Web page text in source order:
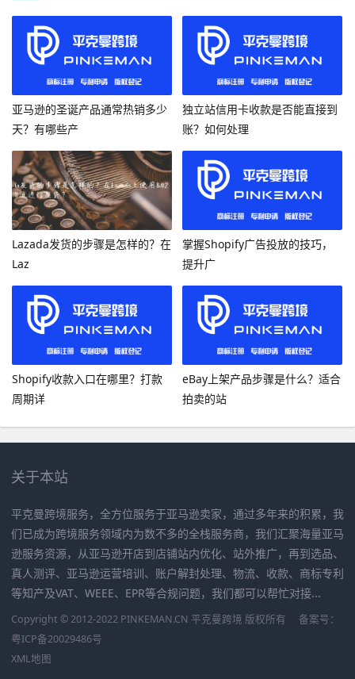
亚马逊的圣诞产品通常热销多少
天？有哪些产
独立站信用卡收款是否能直接到
账？如何处理
Lazada发货的步骤是怎样的？在
Laz
掌握Shopify广告投放的技巧，
提升广
Shopify收款入口在哪里？打款
周期详
eBay上架产品步骤是什么？适合
拍卖的站
关于本站
平克曼跨境服务，全方位服务于亚马逊卖家，通过多年来的积累，我
们已成为跨境服务领域内为数不多的全栈服务商，我们汇聚海量亚马
逊服务资源，从亚马逊开店到店铺站内优化、站外推广，再到选品、
真人测评、亚马逊运营培训、账户解封处理、物流、收款、商标专利
等知产及VAT、WEEE、EPR等合规问题，我们都可以帮忙对接...
Copyright © 2012-2022 PINKEMAN.CN 平克曼跨境 版权所有
备案号：
粤ICP备20029486号
XML地图